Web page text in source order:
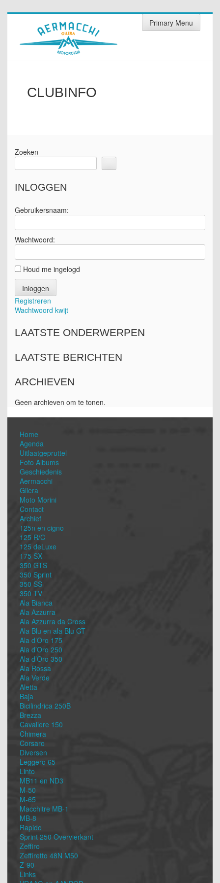
Skip
Primary Menu
CLUBINFO
Zoeken
INLOGGEN
Gebruikersnaam:
Wachtwoord:
Houd me ingelogd
Inloggen
Registreren
Wachtwoord kwijt
LAATSTE ONDERWERPEN
LAATSTE BERICHTEN
ARCHIEVEN
Geen archieven om te tonen.
Home
Agenda
Uitlaatgepruttel
Foto Albums
Geschiedenis
Aermacchi
Gilera
Moto Morini
Contact
Archief
125n en cigno
125 R/C
125 deLuxe
175 SX
350 GTS
350 Sprint
350 SS
350 TV
Ala Bianca
Ala Azzurra
Ala Azzurra da Cross
Ala Blu en ala Blu GT
Ala d’Oro 175
Ala d’Oro 250
Ala d’Oro 350
Ala Rossa
Ala Verde
Aletta
Baja
Bicilindrica 250B
Brezza
Cavaliere 150
Chimera
Corsaro
Diversen
Leggero 65
Linto
MB11 en ND3
M-50
M-65
Macchitre MB-1
MB-8
Rapido
Sprint 250 Overvierkant
Zeffiro
Zeffiretto 48N M50
Z-90
Links